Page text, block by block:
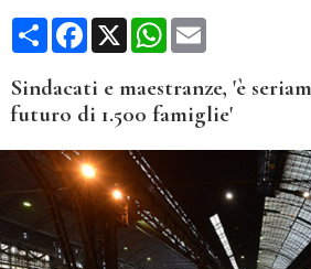
CondividiFacebook
X WhatsApp
Email
Sindacati e maestranze, 'è
futuro di 1.500 famiglie'